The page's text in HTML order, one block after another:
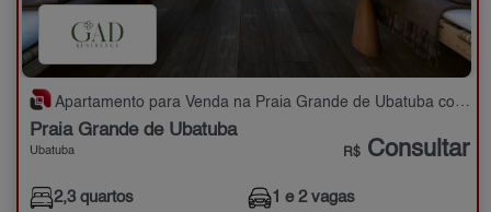
Apartamento para Venda na Praia Grande de Ubatuba com 2,3 quartos - 74 a 104 m²
Praia Grande de Ubatuba
Ubatuba R$ Consultar
2,3 quartos 1 e 2 vagas